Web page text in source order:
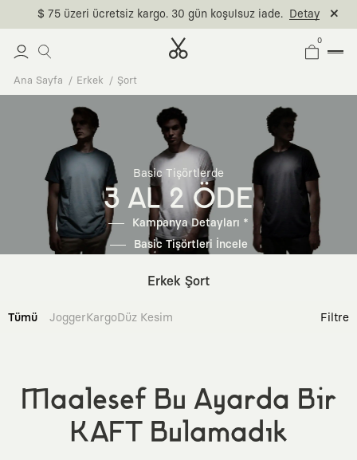
$ 75 üzeri ücretsiz kargo. 30 gün koşulsuz iade. Detay
0
Ana Sayfa Erkek Şort
Basic Tişörtlerde
3 AL 2 ÖDE
Kampanya Detayları *
Basic Tişörtleri İncele
Erkek Şort
Tümü JoggerKargoDüz Kesim Filtre
Maalesef Bu Ayarda Bir
KAFT Bulamadık